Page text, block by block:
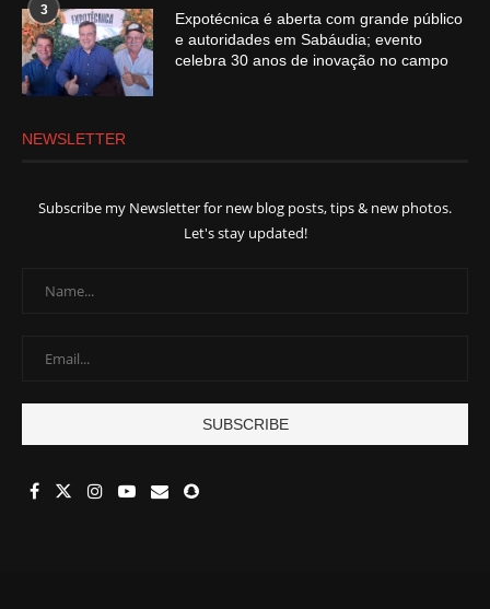
3
Expotécnica é aberta com grande público
e autoridades em Sabáudia; evento
celebra 30 anos de inovação no campo
NEWSLETTER
Subscribe my Newsletter for new blog posts, tips & new photos.
Let's stay updated!